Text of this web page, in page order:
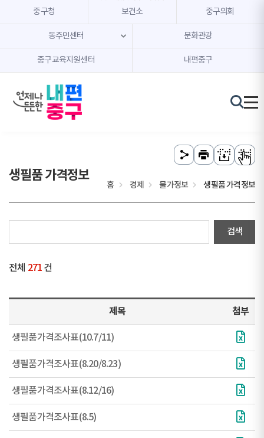
본문 내용 바로가기
주메뉴 바로가기
중구청 보건소 중구의회
동주민센터 문화관광
중구교육지원센터 내편중구
생필품 가격정보
홈 경제 물가정보 생필품 가격정보
전체 271 건
제목 첨부
생필품가격조사표(10.7/11)
생필품가격조사표(8.20/8.23)
생필품가격조사표(8.12/16)
생필품가격조사표(8.5)